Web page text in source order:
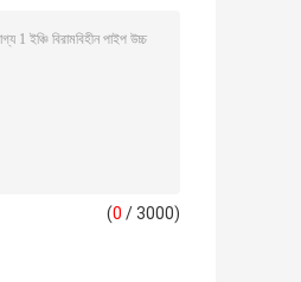
(0 / 3000)